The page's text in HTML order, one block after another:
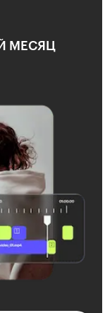
МЕСЯЦ